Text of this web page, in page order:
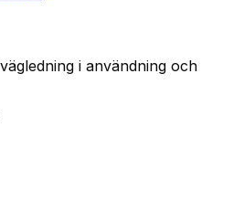
i användning och